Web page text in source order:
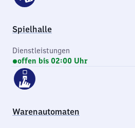
Spielhalle
Dienstleistungen
offen bis 02:00 Uhr
Warenautomaten